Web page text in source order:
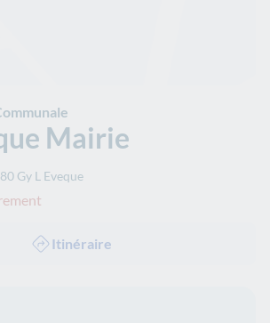
Mairie
Gy L Eveque
Itinéraire